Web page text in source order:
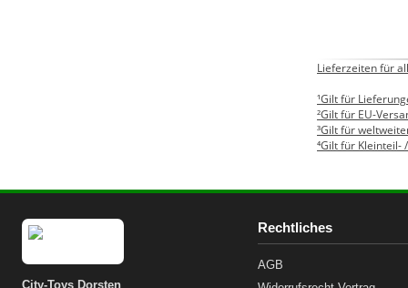
Lieferzeiten für
¹Gilt für
²Gilt für EU-
³Gilt für
⁴Gilt für Kleinteil-
City-Toys Dorsten
Rechtliches
AGB